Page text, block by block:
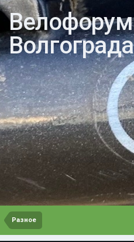
Велофорум
Волгограда
Разное